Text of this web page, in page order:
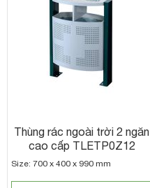
Thùng rác ngoài trời 2 ngăn
cao cấp TLETP0Z12
Size: 700 x 400 x 990 mm